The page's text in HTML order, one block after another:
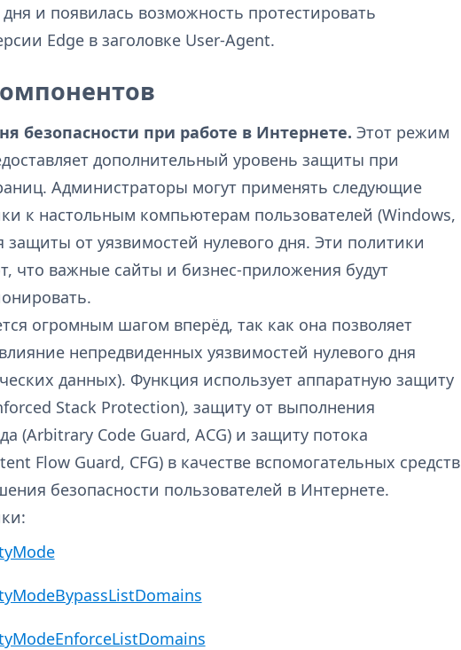
и появилась возможность протестировать
Edge в заголовке User-Agent.
безопасности при работе в Интернете. Этот режим
дополнительный уровень защиты при
Администраторы могут применять следующие
к настольным компьютерам пользователей (Windows,
защиты от уязвимостей нулевого дня. Эти политики
что важные сайты и бизнес-приложения будут
огромным шагом вперёд, так как она позволяет
непредвиденных уязвимостей нулевого дня
данных). Функция использует аппаратную защиту
Stack Protection), защиту от выполнения
(Arbitrary Code Guard, ACG) и защиту потока
Flow Guard, CFG) в качестве вспомогательных средств
безопасности пользователей в Интернете.